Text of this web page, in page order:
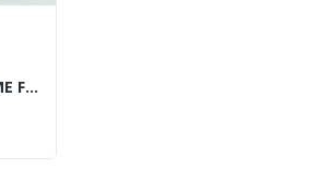
ENSALADA WAKAME FROXA 500 GR